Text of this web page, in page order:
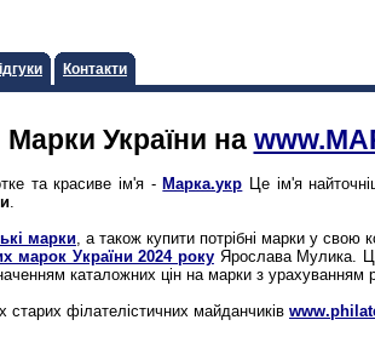
Контакти
Марки України на
та красиве ім'я - Марка.укр Це ім'я
.
марки, а також купити потрібні марки у свою
марок України 2024 рокуЯрослава Мулика.
каталожних цін на марки з урахуванням
філателістичних майданчиків